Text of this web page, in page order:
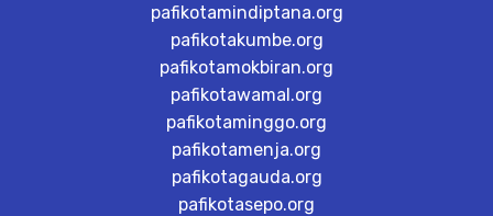
pafikotamindiptana.org
pafikotakumbe.org
pafikotamokbiran.org
pafikotawamal.org
pafikotaminggo.org
pafikotamenja.org
pafikotagauda.org
pafikotasepo.org